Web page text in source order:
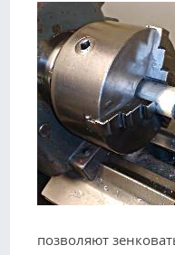
позволяют